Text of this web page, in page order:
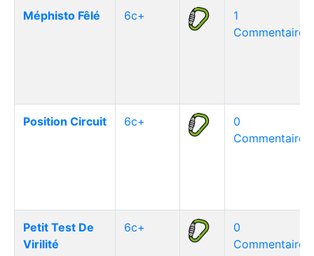
Méphisto Fêlé 6c+
1
Position Circuit 6c+
0
Petit Test De
Virilité
6c+
0